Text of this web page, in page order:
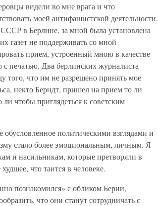
видели во мне врага и что
моей антифашистской деятельности.
СССР в Берлине, за мной была установлена
газет не поддерживать со мной
прием, устроенный мною в качестве
с печатью. Два берлинских журналиста
того, что им не разрешено принять мое
некто Берндт, пришел на прием то ли
чтобы приглядеться к советским
политическими взглядами и
стало более эмоциональным, личным. Я
и насильникам, которые претворяли в
что таится в человеке.
познакомился» с обликом Берии,
что они станут сотрудничать с